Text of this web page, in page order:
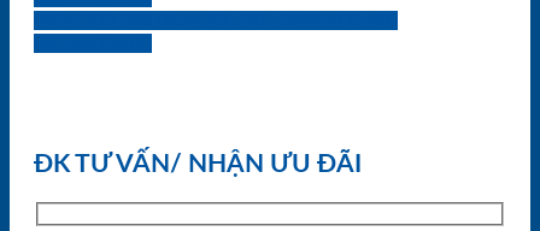
ĐK TƯ VẤN/ NHẬN ƯU ĐÃI